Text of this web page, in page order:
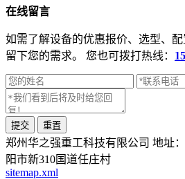
在线留言
如需了解设备的优惠报价、选型、
留下您的需求。 您也可拨打热线：
郑州华之强重工科技有限公司 地址
阳市新310国道任庄村
sitemap.xml